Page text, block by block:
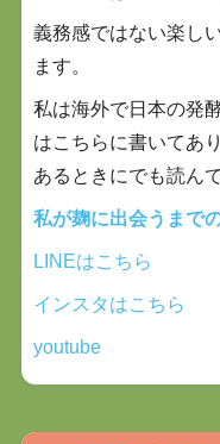
義務感ではない楽し
ます。
私は海外で日本の発
はこちらに書いてあ
あるときにでも読ん
私が麹に出会うまで
LINEはこちら
インスタはこちら
youtube